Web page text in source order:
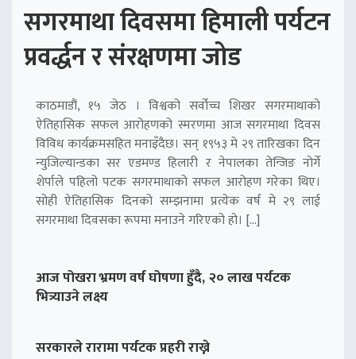
सगरमाथा दिवसमा हिमाली पर्यटन
प्रवर्द्धन र संरक्षणमा जोड
काठमाडौं, १५ जेठ । विश्वको सर्वोच्च शिखर सगरमाथाको
ऐतिहासिक सफल आरोहणको स्मरणमा आज सगरमाथा दिवस
विविध कार्यक्रमसहित मनाइँदैछ। सन् १९५३ मे २९ तारिखका दिन
न्युजिल्यान्डका सर एडमण्ड हिलारी र नेपालका तेन्जिङ नोर्गे
शेर्पाले पहिलो पटक सगरमाथाको सफल आरोहण गरेका थिए।
सोही ऐतिहासिक दिनको सम्झनामा प्रत्येक वर्ष मे २९ लाई
सगरमाथा दिवसका रूपमा मनाउने गरिएको हो। […]
आज पोखरा भ्रमण वर्ष घोषणा हुँदै, २० लाख पर्यटक
भित्र्याउने लक्ष्य
सरकारले रारामा पर्यटक प्रहरी राख्ने